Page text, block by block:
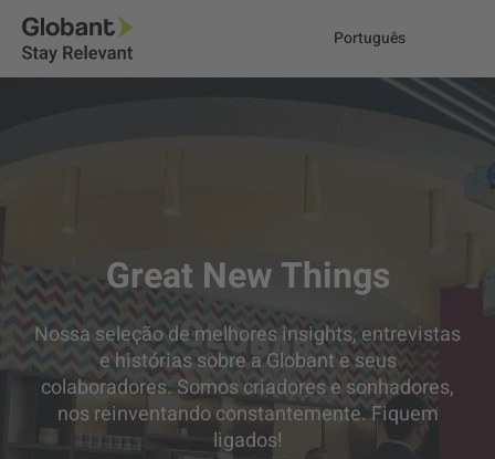
Português
Great New Things
Nossa seleção de melhores insights, entrevistas
e histórias sobre a Globant e seus
colaboradores. Somos criadores e sonhadores,
nos reinventando constantemente. Fiquem
ligados!